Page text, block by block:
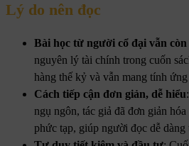
Lý do nên đọc
Bài học từ người cổ đại vẫn
nguyên lý tài chính trong cuốn
hàng thế kỷ và vẫn mang tính
Cách tiếp cận đơn giản, dễ hiểu
ngụ ngôn, tác giả đã đơn giản
phức tạp, giúp người đọc dễ dàng